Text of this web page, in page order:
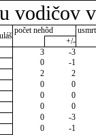
vodičov
počet nehôd
+/-
3
-3
0
-1
2
2
0
0
0
0
0
0
0
-3
0
-1